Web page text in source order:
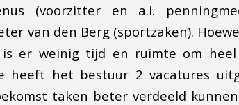
(voorzitter en a.i.
van den Berg (sportzaken).
is er weinig tijd en ruimte om
heeft het bestuur 2 vacatures
taken beter verdeeld